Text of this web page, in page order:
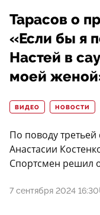
Тарасов о
«Если бы я
Настей в
моей
ВИДЕО НОВОСТИ
По поводу
Анастасии
Спортсмен решил
7 сентября 2024 16:30